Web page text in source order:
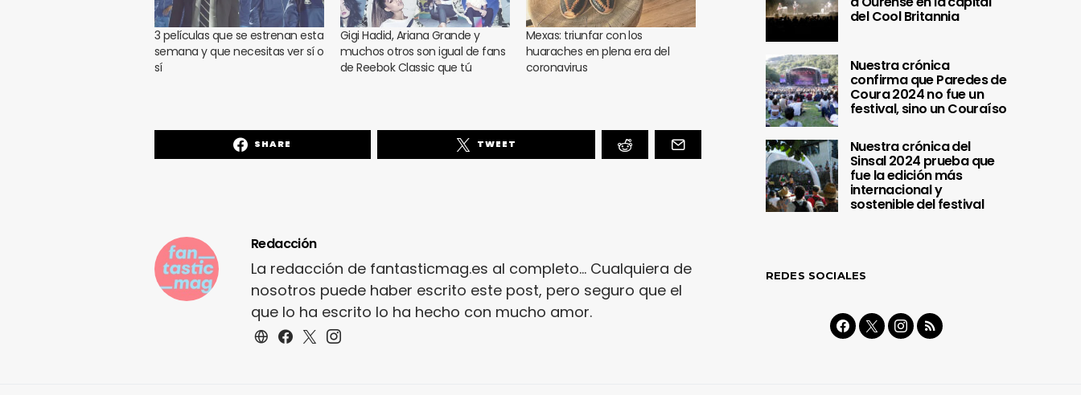
3 películas que se estrenan esta
semana y que necesitas ver sí o
sí
Gigi Hadid, Ariana Grande y
muchos otros son igual de fans
de Reebok Classic que tú
Mexas: triunfar con los
huaraches en plena era del
coronavirus
SHARE TWEET
Redacción
La redacción de fantasticmag.es al completo... Cualquiera de
nosotros puede haber escrito este post, pero seguro que el
que lo ha escrito lo ha hecho con mucho amor.
del Cool Britannia
Nuestra crónica
confirma que Paredes de
Coura 2024 no fue un
festival, sino un Couraíso
Nuestra crónica del
Sinsal 2024 prueba que
fue la edición más
internacional y
sostenible del festival
REDES SOCIALES